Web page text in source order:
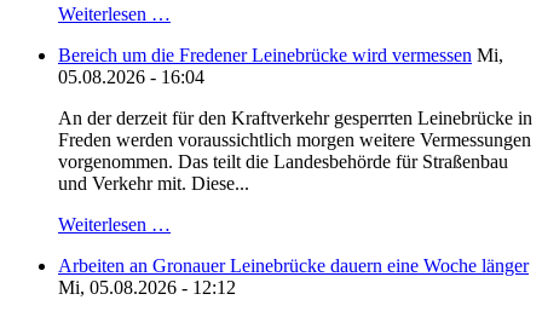
Weiterlesen …
Bereich um die Fredener Leinebrücke wird vermessen Mi,
05.08.2026 - 16:04
An der derzeit für den Kraftverkehr gesperrten Leinebrücke in
Freden werden voraussichtlich morgen weitere Vermessungen
vorgenommen. Das teilt die Landesbehörde für Straßenbau
und Verkehr mit. Diese...
Weiterlesen …
Arbeiten an Gronauer Leinebrücke dauern eine Woche länger
Mi, 05.08.2026 - 12:12